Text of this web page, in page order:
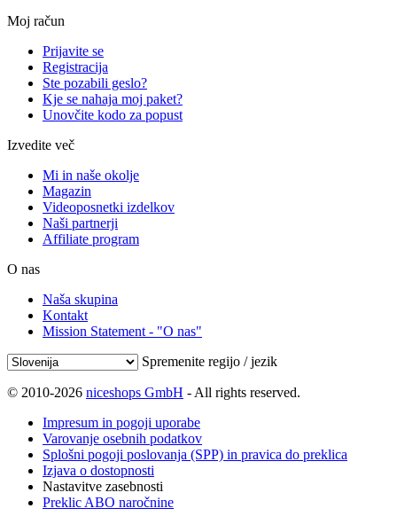
Moj račun
Prijavite se
Registracija
Ste pozabili geslo?
Kje se nahaja moj paket?
Unovčite kodo za popust
Izvedite več
Mi in naše okolje
Magazin
Videoposnetki izdelkov
Naši partnerji
Affiliate program
O nas
Naša skupina
Kontakt
Mission Statement - "O nas"
Spremenite regijo / jezik
© 2010-2026 niceshops GmbH - All rights reserved.
Impresum in pogoji uporabe
Varovanje osebnih podatkov
Splošni pogoji poslovanja (SPP) in pravica do preklica
Izjava o dostopnosti
Nastavitve zasebnosti
Preklic ABO naročnine